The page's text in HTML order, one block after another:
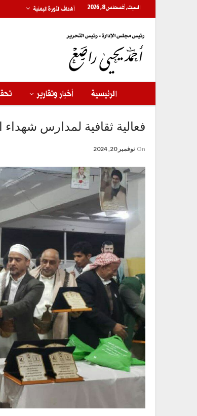
السبت, أغسطس 8, 2026 أهداف الثورة اليمنية
الرئيسية أخبار وتقارير
فعالية ثقافية لمدارس
On نوفمبر 20, 2024